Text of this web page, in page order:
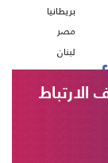
بريطانيا
مصر
لبنان